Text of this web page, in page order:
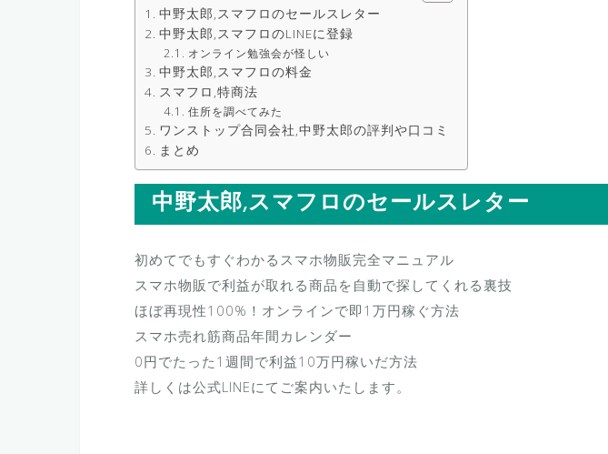
中野太郎,スマフロのセールスレター
中野太郎,スマフロのLINEに登録
オンライン勉強会が怪しい
中野太郎,スマフロの料金
スマフロ,特商法
住所を調べてみた
ワンストップ合同会社,中野太郎の評判や口コミ
まとめ
中野太郎,スマフロのセールスレター
初めてでもすぐわかるスマホ物販完全マニュアル
スマホ物販で利益が取れる商品を自動で探してくれる裏技
ほぼ再現性100%！オンラインで即1万円稼ぐ方法
スマホ売れ筋商品年間カレンダー
0円でたった1週間で利益10万円稼いだ方法
詳しくは公式LINEにてご案内いたします。